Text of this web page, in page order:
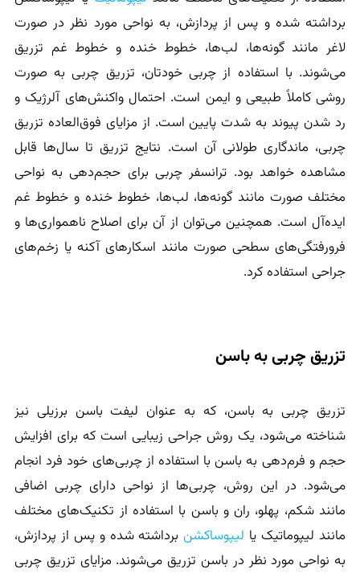
برداشته شده و پس از پردازش، به نواحی مورد نظر در صورت
لاغر مانند گونه‌ها، لب‌ها، خطوط خنده و خطوط غم تزریق
می‌شوند. با استفاده از چربی خودتان، تزریق چربی به صورت
روشی کاملاً طبیعی و ایمن است. احتمال واکنش‌های آلرژیک و
رد شدن پیوند به شدت پایین است. از مزایای فوق‌العاده تزریق
چربی، ماندگاری طولانی آن است. نتایج تزریق تا سال‌ها قابل
مشاهده خواهد بود. ترانسفر چربی برای حجم‌دهی به نواحی
مختلف صورت مانند گونه‌ها، لب‌ها، خطوط خنده و خطوط غم
ایده‌آل است. همچنین می‌توان از آن برای اصلاح ناهمواری‌ها و
فرورفتگی‌های سطحی صورت مانند اسکارهای آکنه یا زخم‌های
جراحی استفاده کرد.
تزریق چربی به باسن
تزریق چربی به باسن، که به عنوان لیفت باسن برزیلی نیز
شناخته می‌شود، یک روش جراحی زیبایی است که برای افزایش
حجم و فرم‌دهی به باسن با استفاده از چربی‌های خود فرد انجام
می‌شود. در این روش، چربی‌ها از نواحی دارای چربی اضافی
مانند شکم، پهلو، ران و باسن با استفاده از تکنیک‌های مختلف
مانند لیپوماتیک یا لیپوساکشنبرداشته شده و پس از پردازش،
به نواحی مورد نظر در باسن تزریق می‌شوند. مزایای تزریق چربی